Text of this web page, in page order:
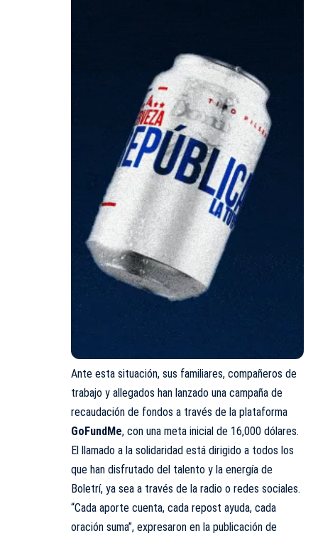
Ante esta situación, sus familiares, compañeros de
trabajo y allegados han lanzado una campaña de
recaudación de fondos a través de la plataforma
GoFundMe, con una meta inicial de 16,000 dólares.
El llamado a la solidaridad está dirigido a todos los
que han disfrutado del talento y la energía de
Boletrí, ya sea a través de la radio o redes sociales.
“Cada aporte cuenta, cada repost ayuda, cada
oración suma”, expresaron en la publicación de